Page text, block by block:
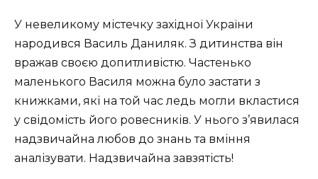
У невеликому містечку західної України
народився Василь Даниляк. З дитинства він
вражав своєю допитливістю. Частенько
маленького Василя можна було застати з
книжками, які на той час ледь могли вкластися
у свідомість його ровесників. У нього з’явилася
надзвичайна любов до знань та вміння
аналізувати. Надзвичайна завзятість!